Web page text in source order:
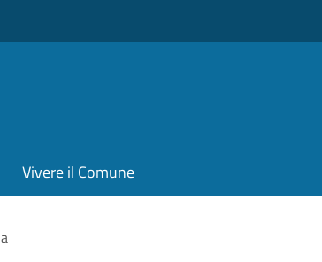
Vivere il Comune